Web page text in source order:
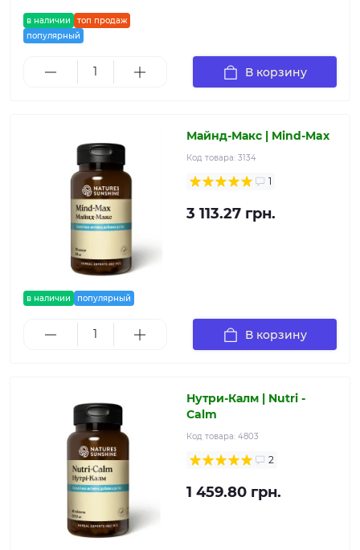
в наличии
топ продаж
популярный
В корзину
в наличии популярный
Майнд-Макс | Mind-Max
Код товара: 3134
1
3 113.27 грн.
В корзину
Нутри-Калм | Nutri -
Calm
Код товара: 4803
2
1 459.80 грн.